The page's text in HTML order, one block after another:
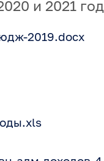
и 2021
2019.docx